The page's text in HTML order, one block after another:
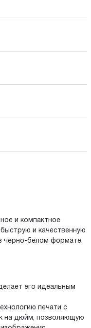
и компактное
и качественную
черно-белом формате.
его идеальным
печати с
на дюйм, позволяющую